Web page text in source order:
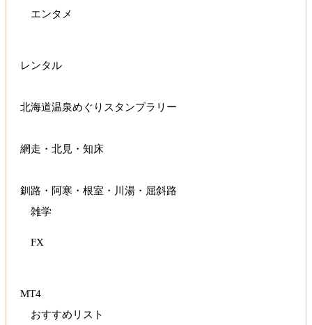
エンタメ
レンタル
北海道温泉めぐりスタンプラリー
網走・北見・知床
釧路・阿寒・根室・川湯・屈斜路
雑学
FX
MT4
おすすめリスト